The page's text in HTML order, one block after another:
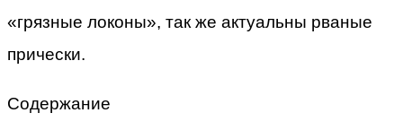
«грязные локоны», так же актуальны рваные
прически.
Содержание